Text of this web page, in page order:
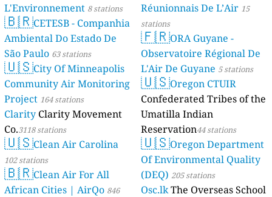
L'Environnement 8 stations
🇧🇷CETESB - Companhia
Ambiental Do Estado De
São Paulo 63 stations
🇺🇸City Of Minneapolis
Community Air Monitoring
Project 164 stations
Clarity Clarity Movement
Co.3118 stations
🇺🇸Clean Air Carolina
102 stations
🇧🇷Clean Air For All
African Cities | AirQo 846
Réunionnais De L’Air 15
stations
🇫🇷ORA Guyane -
Observatoire Régional De
L'Air De Guyane 5 stations
🇺🇸Oregon CTUIR
Confederated Tribes of the
Umatilla Indian
Reservation44 stations
🇺🇸Oregon Department
Of Environmental Quality
(DEQ) 205 stations
Osc.lkThe Overseas School